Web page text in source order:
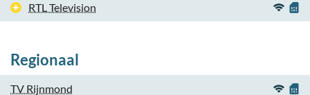
RTL Television
Regionaal
TV Rijnmond